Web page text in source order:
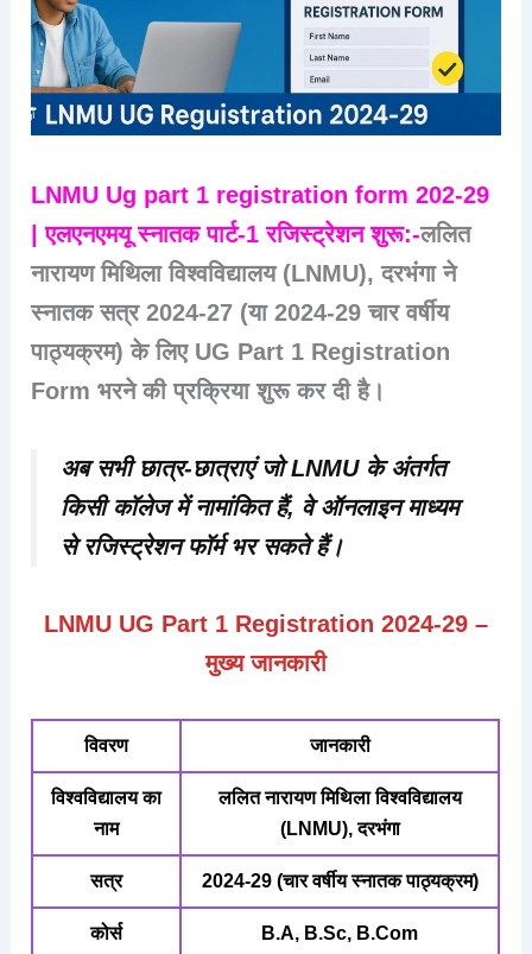
LNMU Ug part 1 registration form 202-29
| एलएनएमयू स्नातक पार्ट-1 रजिस्ट्रेशन शुरू:-ललित
नारायण मिथिला विश्वविद्यालय (LNMU), दरभंगा ने
स्नातक सत्र2024-27 (या 2024-29 चार वर्षीय
पाठ्यक्रम) के लिए UG Part 1 Registration
Form भरने की प्रक्रिया शुरू कर दी है।
अब सभी छात्र-छात्राएं जो LNMU के अंतर्गत
किसी कॉलेज में नामांकित हैं, वे ऑनलाइन माध्यम
सेरजिस्ट्रेशन फॉर्मभर सकते हैं।
LNMU UG Part 1 Registration 2024-29 –
मुख्य जानकारी
विवरण जानकारी
विश्वविद्यालय का
नाम
ललित नारायण मिथिला विश्वविद्यालय
(LNMU), दरभंगा
सत्र 2024-29 (चार वर्षीय स्नातक पाठ्यक्रम)
कोर्स B.A, B.Sc, B.Com